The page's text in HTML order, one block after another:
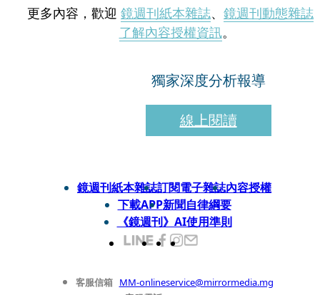
更多內容，歡迎 鏡週刊紙本雜誌、 鏡週刊動態雜誌
了解內容授權資訊。
獨家深度分析報導
線上閱讀
鏡週刊紙本雜誌訂閱電子雜誌內容授權
下載APP新聞自律綱要
《鏡週刊》AI使用準則
客服信箱 MM-onlineservice@mirrormedia.mg